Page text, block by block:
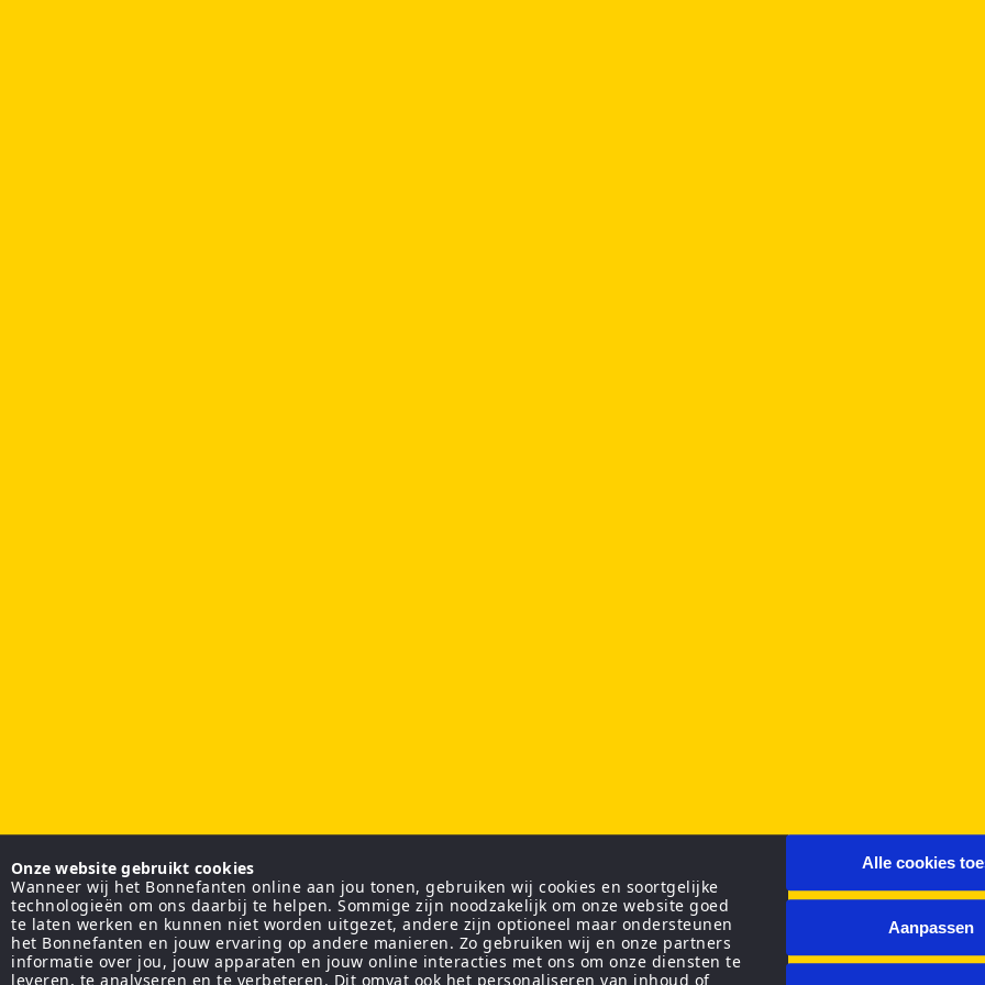
Onze website gebruikt cookies
Wanneer wij het Bonnefanten online aan jou tonen, gebruiken wij cookies en soortgelijke
technologieën om ons daarbij te helpen. Sommige zijn noodzakelijk om onze website goed
te laten werken en kunnen niet worden uitgezet, andere zijn optioneel maar ondersteunen
het Bonnefanten en jouw ervaring op andere manieren. Zo gebruiken wij en onze partners
informatie over jou, jouw apparaten en jouw online interacties met ons om onze diensten te
leveren, te analyseren en te verbeteren. Dit omvat ook het personaliseren van inhoud of
Alle cookies
Aanpassen